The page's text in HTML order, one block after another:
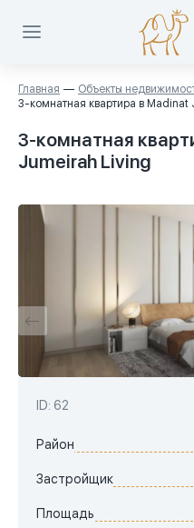
Главная Объекты
3-комнатная квартира в Madinat
3-комнатная
Jumeirah Living
ID: 62
Район
Застройщик
Площадь